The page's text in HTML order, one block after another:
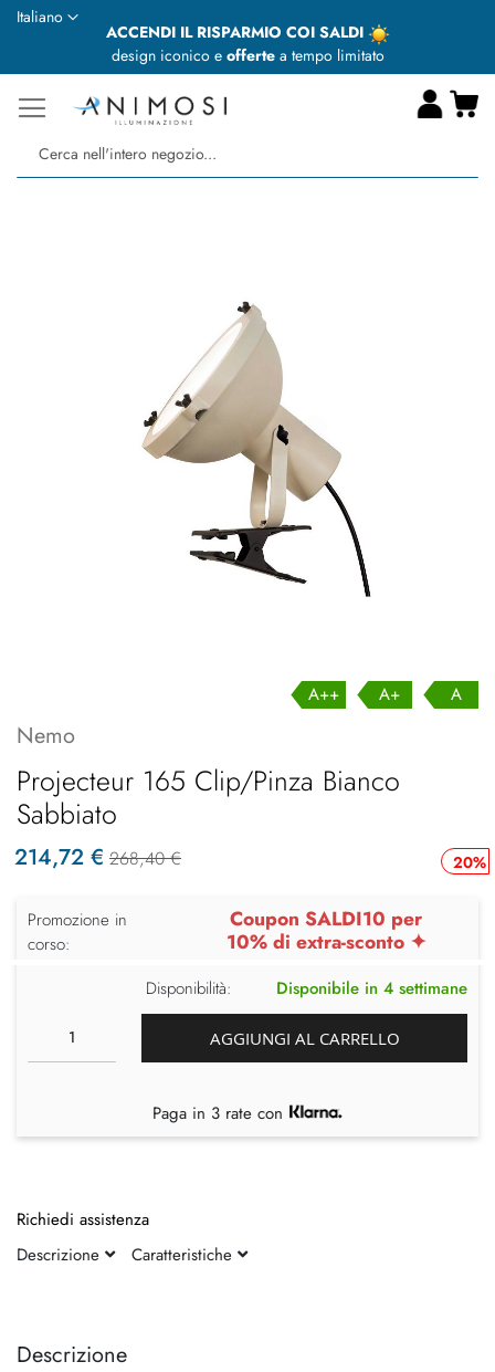
ACCENDI IL RISPARMIO COI SALDI
design iconico e offertea tempo limitato
Lingua
Italiano
fine
della
Descrizione
A++ A+ A
Nemo
Projecteur 165 Clip/Pinza Bianco
Sabbiato
20%
214,72 € 268,40 €
Promozione in
corso:
Coupon SALDI10 per
10% di extra-sconto ✦
Disponibilità: Disponibile in 4 settimane
AGGIUNGI AL CARRELLO
Paga in 3 rate con
Richiedi assistenza
Descrizione
Caratteristiche